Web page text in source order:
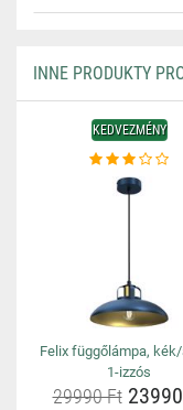
INNE PRODUKTY
KEDVEZMÉNY
Felix függőlámpa, kék/
1-izzós
29990 Ft